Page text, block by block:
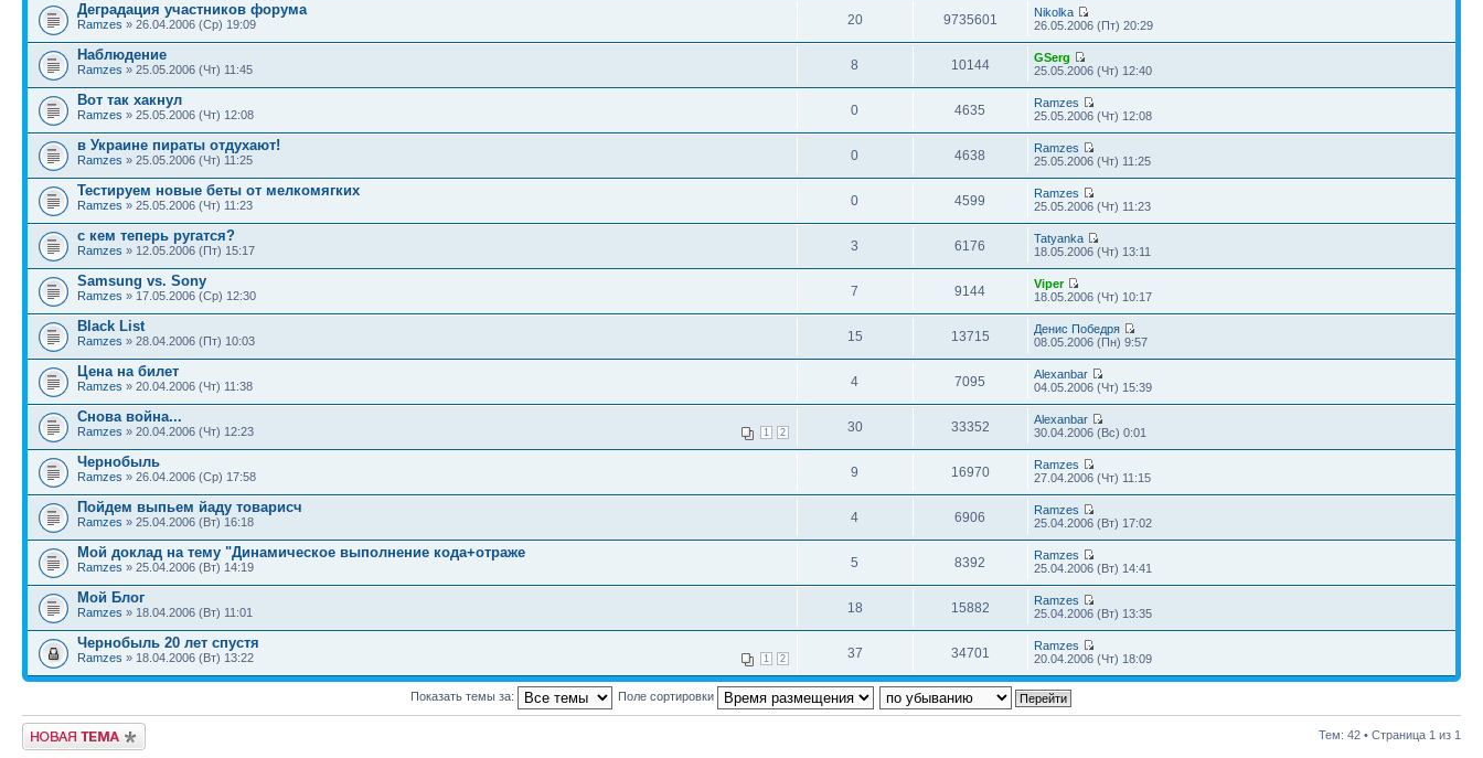
Деградация участников форума
Ramzes » 26.04.2006 (Ср) 19:09 20 9735601
Nikolka
26.05.2006 (Пт) 20:29
Наблюдение
Ramzes » 25.05.2006 (Чт) 11:45 8 10144
GSerg
25.05.2006 (Чт) 12:40
Вот так хакнул
Ramzes » 25.05.2006 (Чт) 12:08 0 4635
Ramzes
25.05.2006 (Чт) 12:08
в Украине пираты отдухают!
Ramzes » 25.05.2006 (Чт) 11:25 0 4638
Ramzes
25.05.2006 (Чт) 11:25
Тестируем новые беты от мелкомягких
Ramzes » 25.05.2006 (Чт) 11:23 0 4599
Ramzes
25.05.2006 (Чт) 11:23
с кем теперь ругатся?
Ramzes » 12.05.2006 (Пт) 15:17 3 6176
Tatyanka
18.05.2006 (Чт) 13:11
Samsung vs. Sony
Ramzes » 17.05.2006 (Ср) 12:30 7 9144
Viper
18.05.2006 (Чт) 10:17
Black List
Ramzes » 28.04.2006 (Пт) 10:03 15 13715
Денис Победря
08.05.2006 (Пн) 9:57
Цена на билет
Ramzes » 20.04.2006 (Чт) 11:38 4 7095
Alexanbar
04.05.2006 (Чт) 15:39
Снова война...
1 2
Ramzes » 20.04.2006 (Чт) 12:23 30 33352
Alexanbar
30.04.2006 (Вс) 0:01
Чернобыль
Ramzes » 26.04.2006 (Ср) 17:58 9 16970
Ramzes
27.04.2006 (Чт) 11:15
Пойдем выпьем йаду товарисч
Ramzes » 25.04.2006 (Вт) 16:18 4 6906
Ramzes
25.04.2006 (Вт) 17:02
Мой доклад на тему "Динамическое выполнение кода+отраже
Ramzes » 25.04.2006 (Вт) 14:19 5 8392
Ramzes
25.04.2006 (Вт) 14:41
Мой Блог
Ramzes » 18.04.2006 (Вт) 11:01 18 15882
Ramzes
25.04.2006 (Вт) 13:35
Чернобыль 20 лет спустя
1 2
Ramzes » 18.04.2006 (Вт) 13:22 37 34701
Ramzes
20.04.2006 (Чт) 18:09
Показать темы за: Поле сортировки
Новая тема Тем: 42 • Страница 1 из 1